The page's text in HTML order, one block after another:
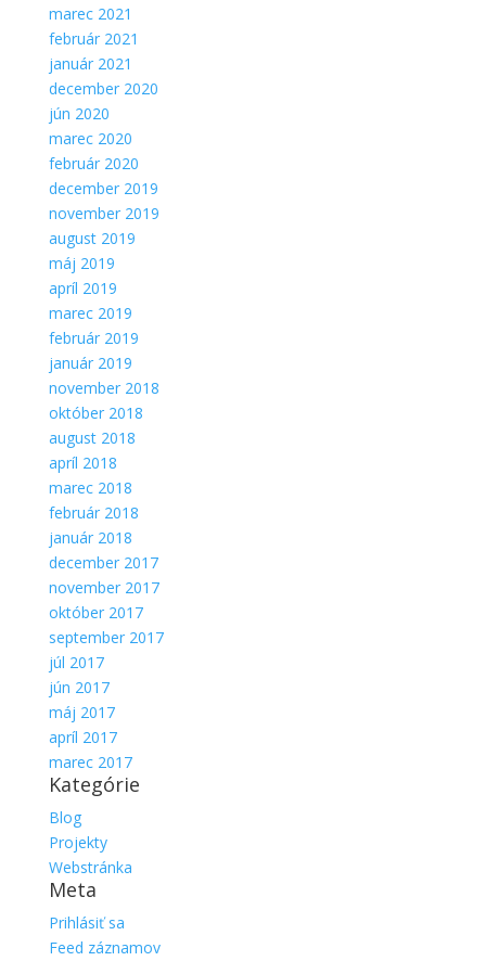
marec 2021
február 2021
január 2021
december 2020
jún 2020
marec 2020
február 2020
december 2019
november 2019
august 2019
máj 2019
apríl 2019
marec 2019
február 2019
január 2019
november 2018
október 2018
august 2018
apríl 2018
marec 2018
február 2018
január 2018
december 2017
november 2017
október 2017
september 2017
júl 2017
jún 2017
máj 2017
apríl 2017
marec 2017
Kategórie
Blog
Projekty
Webstránka
Meta
Prihlásiť sa
Feed záznamov